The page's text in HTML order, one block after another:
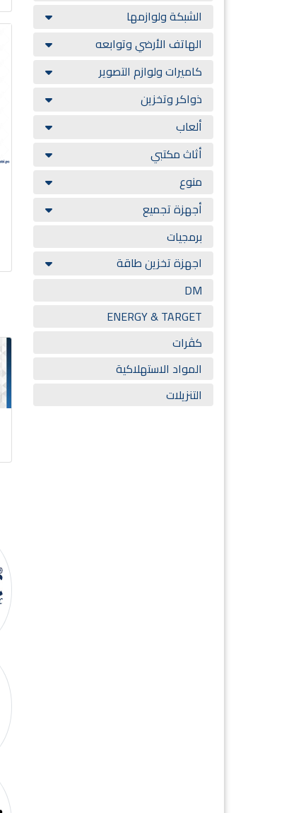
الشبكة ولوازمها
الهاتف الأرضي وتوابعه
كاميرات ولوازم التصوير
ذواكر وتخزين
ألعاب
أثاث مكتبي
منوع
أجهزة تجميع
برمجيات
اجهزة تخزين طاقة
DM
ENERGY & TARGET
كڤرات
المواد الاستهلاكية
التنزيلات